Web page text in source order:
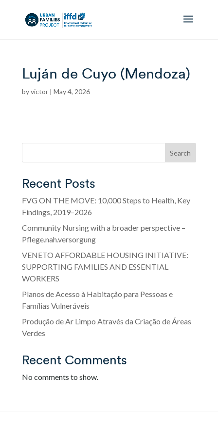
Luján de Cuyo (Mendoza)
byvictor| May 4, 2026
Search
Recent Posts
FVG ON THE MOVE: 10,000 Steps to Health, Key
Findings, 2019–2026
Community Nursing with a broader perspective –
Pflege.nah.versorgung
VENETO AFFORDABLE HOUSING INITIATIVE:
SUPPORTING FAMILIES AND ESSENTIAL
WORKERS
Planos de Acesso à Habitação para Pessoas e
Famílias Vulneráveis
Produção de Ar Limpo Através da Criação de Áreas
Verdes
Recent Comments
No comments to show.